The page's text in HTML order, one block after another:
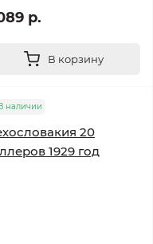
р.
В корзину
наличии
20
1929 год